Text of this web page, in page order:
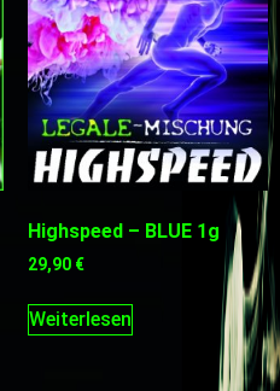
Highspeed – BLUE 1g
29,90 €
Weiterlesen